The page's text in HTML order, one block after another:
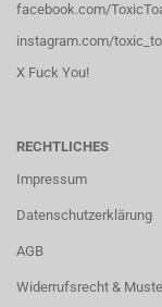
facebook.com/
instagram.com/
X Fuck You!
RECHTLICHES
Impressum
Datenschutzerklärung
AGB
Widerrufsrecht &